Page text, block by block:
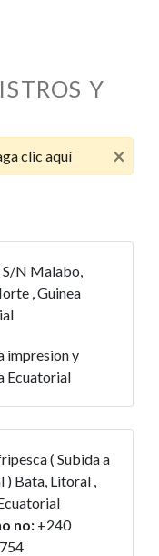
Y
×
clic aquí
N Malabo,
, Guinea
impresion y
Ecuatorial
( Subida a
) Bata, Litoral ,
no: +240
LA
PONE EN
VARIAS
La
la
puestos
de esta
relación
Asistentes
3 años) hace